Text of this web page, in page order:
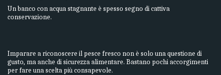
Un banco con acqua stagnante è spesso segno di cattiva
conservazione.
Imparare a riconoscere il pesce fresco non è solo una questione di
gusto, ma anche di sicurezza alimentare. Bastano pochi accorgimenti
per fare una scelta più consapevole.